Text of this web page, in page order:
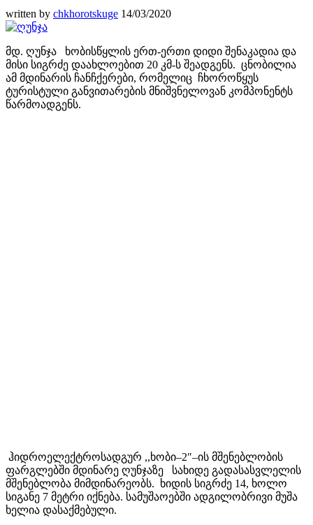
written by chkhorotskuge 14/03/2020
მდ. ღუნჯა ხობისწყლის ერთ-ერთი დიდი შენაკადია და
მისი სიგრძე დაახლოებით 20 კმ-ს შეადგენს. ცნობილია
ამ მდინარის ჩანჩქერები, რომელიც ჩხოროწყუს
ტურისტული განვითარების მნიშვნელოვან კომპონენტს
წარმოადგენს.
ჰიდროელექტროსადგურ ,,ხობი–2″–ის მშენებლობის
ფარგლებში მდინარე ღუნჯაზე სახიდე გადასასვლელის
მშენებლობა მიმდინარეობს. ხიდის სიგრძე 14, ხოლო
სიგანე 7 მეტრი იქნება. სამუშაოებში ადგილობრივი მუშა
ხელია დასაქმებული.